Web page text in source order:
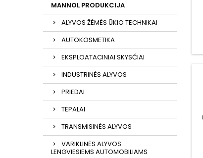
MANNOL PRODUKCIJA
ALYVOS ŽĖMĖS ŪKIO TECHNIKAI
AUTOKOSMETIKA
EKSPLOATACINIAI SKYSČIAI
INDUSTRINĖS ALYVOS
PRIEDAI
TEPALAI
TRANSMISINĖS ALYVOS
VARIKLINĖS ALYVOS
LENGVIESIEMS AUTOMOBILIAMS